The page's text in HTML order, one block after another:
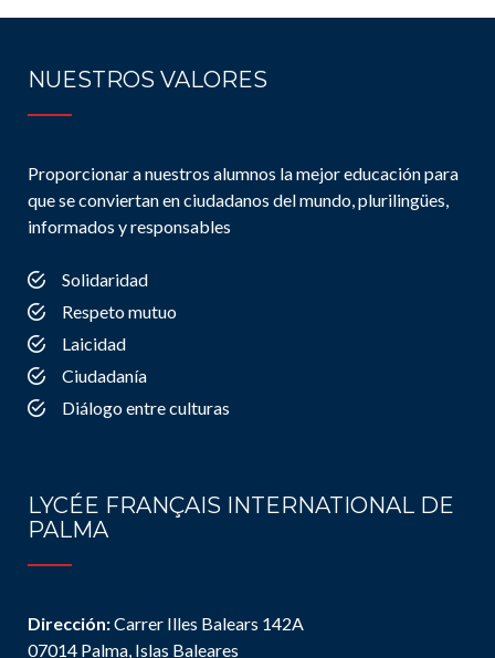
NUESTROS VALORES
Proporcionar a nuestros alumnos la mejor educación para
que se conviertan en ciudadanos del mundo, plurilingües,
informados y responsables
Solidaridad
Respeto mutuo
Laicidad
Ciudadanía
Diálogo entre culturas
LYCÉE FRANÇAIS INTERNATIONAL DE
PALMA
Dirección:Carrer Illes Balears 142A
07014 Palma, Islas Baleares